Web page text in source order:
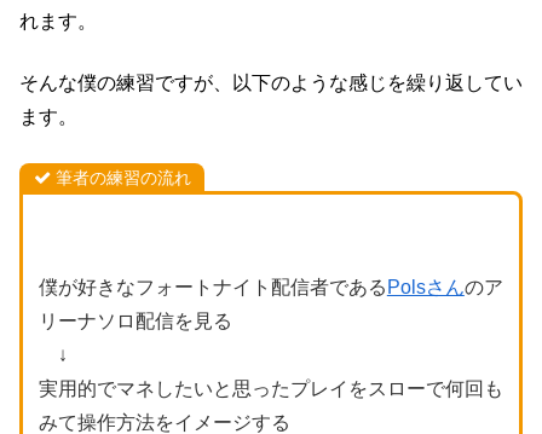
れます。
そんな僕の練習ですが、以下のような感じを繰り返してい
ます。
筆者の練習の流れ
僕が好きなフォートナイト配信者である Polsさんのア
リーナソロ配信を見る
↓
実用的でマネしたいと思ったプレイをスローで何回も
みて操作方法をイメージする